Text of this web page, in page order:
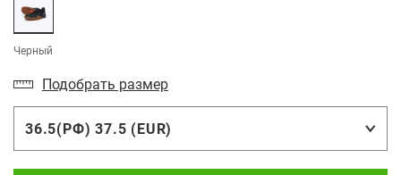
Черный
Подобрать размер
36.5(РФ) 37.5 (EUR)